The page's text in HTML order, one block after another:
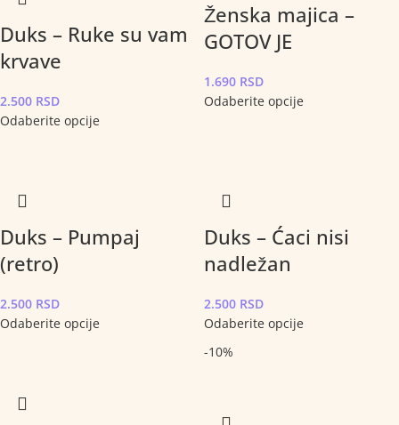
Duks – Ruke su vam
krvave
2.500 RSD
Odaberite opcije
Ženska majica –
GOTOV JE
1.690 RSD
Odaberite opcije
Duks – Pumpaj
(retro)
2.500 RSD
Odaberite opcije
Duks – Ćaci nisi
nadležan
2.500 RSD
Odaberite opcije
-10%